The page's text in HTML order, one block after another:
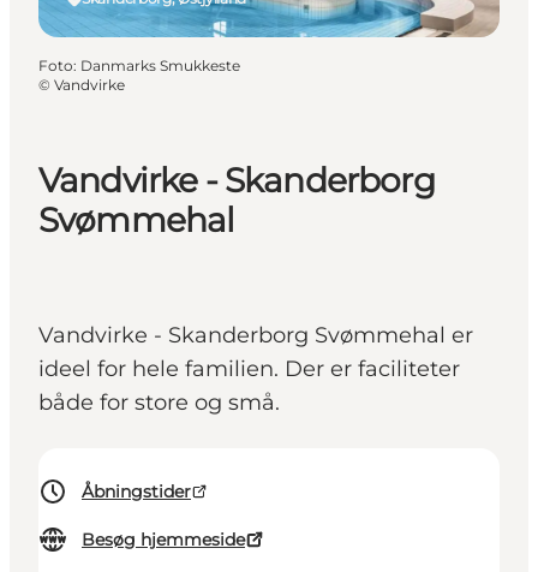
Vandvirke - Skanderborg
Svømmehal
Vandvirke - Skanderborg Svømmehal er
ideel for hele familien. Der er faciliteter
både for store og små.
Åbningstider
Besøg hjemmeside
Foto: Danmarks Smukkeste
© Vandvirke